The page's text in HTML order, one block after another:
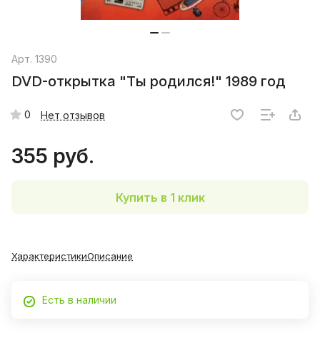
Арт. 1390
DVD-открытка "Ты родился!" 1989 год
0 Нет отзывов
355 руб.
Купить в 1 клик
ХарактеристикиОписание
Есть в наличии